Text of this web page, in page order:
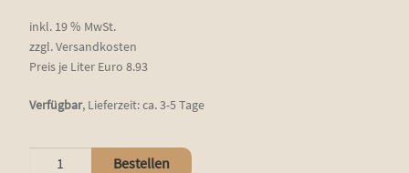
inkl. 19 % MwSt.
zzgl.Versandkosten
Preis je Liter Euro 8.93
Verfügbar, Lieferzeit:ca. 3-5 Tage
WeißburgunderBestellen